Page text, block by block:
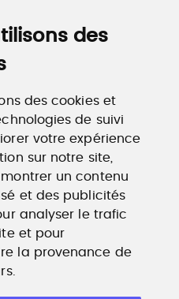
des
des cookies et
de suivi
votre expérience
sur notre site,
un contenu
et des publicités
analyser le trafic
et pour
la provenance de
784.000 visites et
formations aux métiers
formation.com
professionnel
techniques de
entretien conseil.